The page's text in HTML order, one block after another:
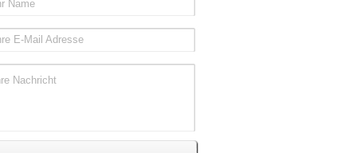
Name
E-Mail Adresse
Nachricht